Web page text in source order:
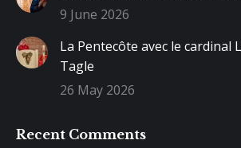
9 June 2026
La Pentecôte avec le cardinal
Tagle
26 May 2026
Recent Comments